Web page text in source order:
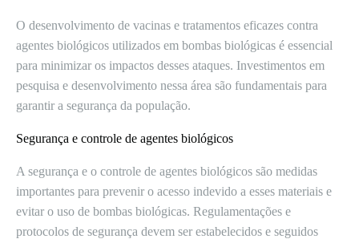
O desenvolvimento de vacinas e tratamentos eficazes contra
agentes biológicos utilizados em bombas biológicas é essencial
para minimizar os impactos desses ataques. Investimentos em
pesquisa e desenvolvimento nessa área são fundamentais para
garantir a segurança da população.
Segurança e controle de agentes biológicos
A segurança e o controle de agentes biológicos são medidas
importantes para prevenir o acesso indevido a esses materiais e
evitar o uso de bombas biológicas. Regulamentações e
protocolos de segurança devem ser estabelecidos e seguidos